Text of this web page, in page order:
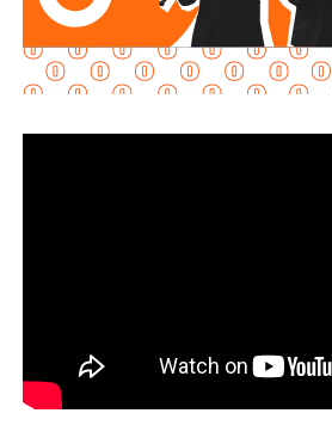
que diariamente utilizan esta
Gobierno de la Capitalagradece
estas labores e invita arespetarla